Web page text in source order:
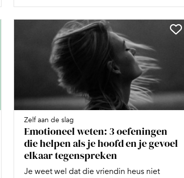
Zelf aan de slag
Emotioneel weten: 3 oefeningen
die helpen als je hoofd en je gevoel
elkaar tegenspreken
Je weet wel dat die vriendin heus niet